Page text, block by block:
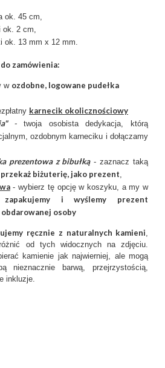
ok. 45 cm,
ok. 2 cm,
ok. 13 mm x 12 mm.
zamówienia:
w ozdobne, logowane pudełka
karnecik okolicznościowy
-twoja osobista dedykacja, którą
ozdobnym karneciku i dołączamy
prezentowa z bibułką- zaznacz taką
przekaż biżuterię, jako prezent,
a- wybierz tę opcję w koszyku, a my w
zapakujemy i wyślemy prezent
osoby
ręcznie z naturalnych kamieni,
od tych widocznych na zdjęciu.
kamienie jak najwierniej, ale mogą
nieznacznie barwą, przejrzystością,
inkluzje.